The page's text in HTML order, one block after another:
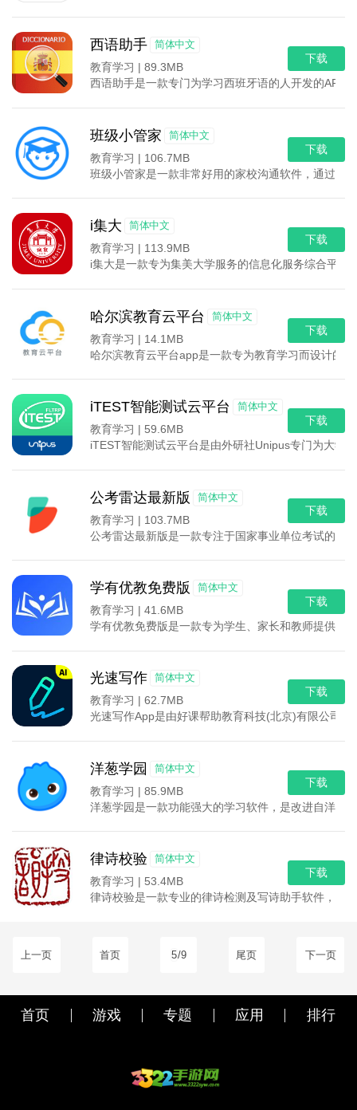
西语助手 简体中文
教育学习 | 89.3MB
西语助手是一款专门为学习西班牙语的人开发的APP
下载
班级小管家 简体中文
教育学习 | 106.7MB
班级小管家是一款非常好用的家校沟通软件，通过这
下载
i集大 简体中文
教育学习 | 113.9MB
i集大是一款专为集美大学服务的信息化服务综合平
下载
哈尔滨教育云平台 简体中文
教育学习 | 14.1MB
哈尔滨教育云平台app是一款专为教育学习而设计的
下载
iTEST智能测试云平台 简体中文
教育学习 | 59.6MB
iTEST智能测试云平台是由外研社Unipus专门为大学
下载
公考雷达最新版 简体中文
教育学习 | 103.7MB
公考雷达最新版是一款专注于国家事业单位考试的手
下载
学有优教免费版 简体中文
教育学习 | 41.6MB
学有优教免费版是一款专为学生、家长和教师提供教
下载
光速写作 简体中文
教育学习 | 62.7MB
光速写作App是由好课帮助教育科技(北京)有限公司
下载
洋葱学园 简体中文
教育学习 | 85.9MB
洋葱学园是一款功能强大的学习软件，是改进自洋葱
下载
律诗校验 简体中文
教育学习 | 53.4MB
律诗校验是一款专业的律诗检测及写诗助手软件，也
下载
上一页 首页 5/9 尾页 下一页
首页 游戏 专题 应用 排行